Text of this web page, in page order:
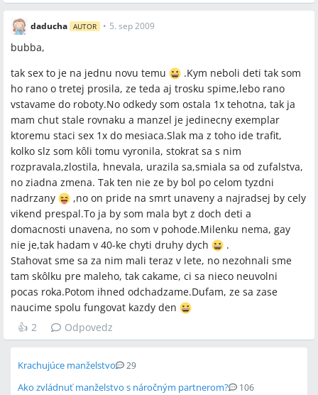
daducha AUTOR • 5. sep 2009
bubba,
tak sex to je na jednu novu temu
.Kym neboli deti tak som
ho rano o tretej prosila, ze teda aj trosku spime,lebo rano
vstavame do roboty.No odkedy som ostala 1x tehotna, tak ja
mam chut stale rovnaku a manzel je jedinecny exemplar
ktoremu staci sex 1x do mesiaca.Slak ma z toho ide trafit,
kolko slz som kôli tomu vyronila, stokrat sa s nim
rozpravala,zlostila, hnevala, urazila sa,smiala sa od zufalstva,
no ziadna zmena. Tak ten nie ze by bol po celom tyzdni
nadrzany
,no on pride na smrt unaveny a najradsej by cely
vikend prespal.To ja by som mala byt z doch deti a
domacnosti unavena, no som v pohode.Milenku nema, gay
nie je,tak hadam v 40-ke chyti druhy dych
.
Stahovat sme sa za nim mali teraz v lete, no nezohnali sme
tam skôlku pre maleho, tak cakame, ci sa nieco neuvolni
pocas roka.Potom ihned odchadzame.Dufam, ze sa zase
naucime spolu fungovat kazdy den
👍 2 Odpovedz
Krachujúce manželstvo 29
Ako zvládnuť manželstvo s náročným partnerom?
106